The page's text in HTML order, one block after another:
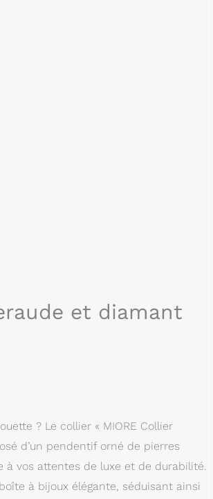
et diamant
? Le collier « MIORE Collier
d’un pendentif orné de pierres
à vos attentes de luxe et de durabilité.
à bijoux élégante, séduisant ainsi